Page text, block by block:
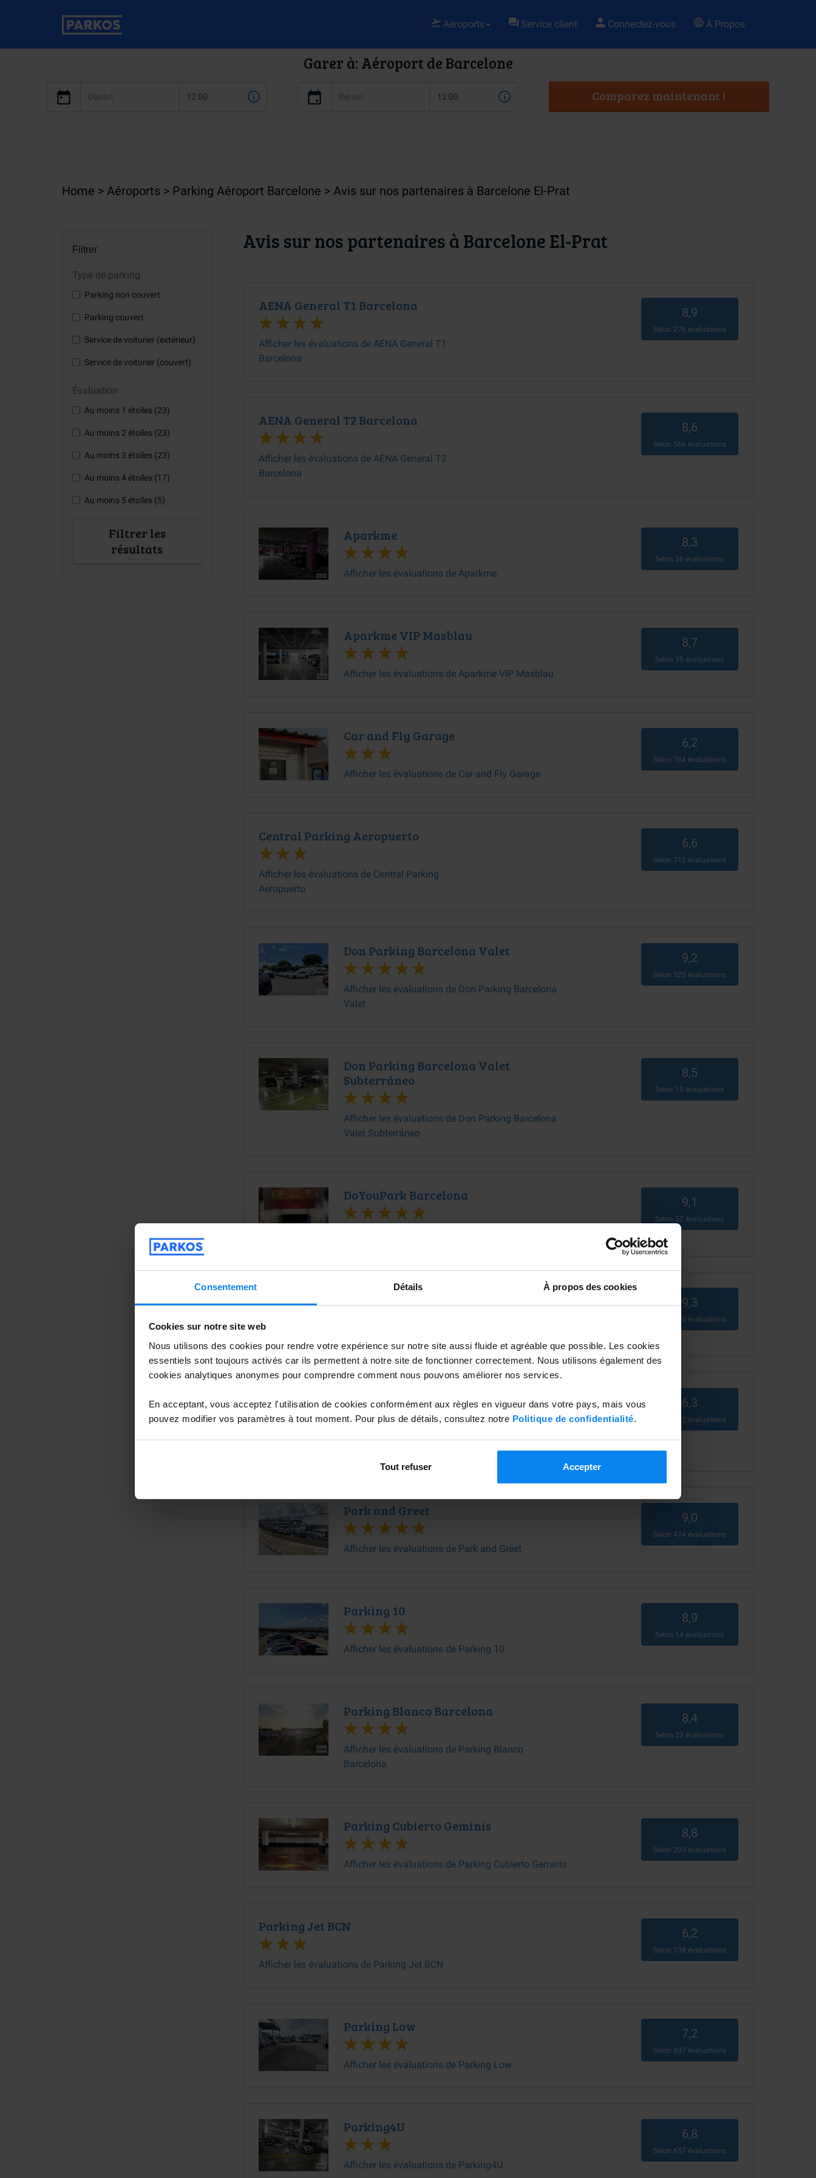
Consentement Détails À propos des cookies
Cookies sur notre site web
Nous utilisons des cookies pour rendre votre expérience sur notre site aussi fluide et agréable que possible. Les cookies
essentiels sont toujours activés car ils permettent à notre site de fonctionner correctement. Nous utilisons également des
cookies analytiques anonymes pour comprendre comment nous pouvons améliorer nos services.
En acceptant, vous acceptez l'utilisation de cookies conformément aux règles en vigueur dans votre pays, mais vous
pouvez modifier vos paramètres à tout moment. Pour plus de détails, consultez notre Politique de confidentialité.
Tout refuser Accepter
Aéroports Service client Connectez-vous À Propos
Garer à: Aéroport de Barcelone
Comparez maintenant !
Home Aéroports Parking Aéroport Barcelone Avis sur nos partenaires à Barcelone El-Prat
Filtrer
Type de parking
Parking non couvert
Parking couvert
Service de voiturier (extérieur)
Service de voiturier (couvert)
Évaluation
Au moins 1 étoiles (23)
Au moins 2 étoiles (23)
Au moins 3 étoiles (23)
Au moins 4 étoiles (17)
Au moins 5 étoiles (5)
Filtrer les
résultats
Avis sur nos partenaires à Barcelone El-Prat
AENA General T1 Barcelona
Afficher les évaluations de AENA General T1
Barcelona
8,9
Selon 276 évaluations
AENA General T2 Barcelona
Afficher les évaluations de AENA General T2
Barcelona
8,6
Selon 566 évaluations
Aparkme
Afficher les évaluations de Aparkme
8,3
Selon 38 évaluations
Aparkme VIP Masblau
Afficher les évaluations de Aparkme VIP Masblau
8,7
Selon 35 évaluations
Car and Fly Garage
Afficher les évaluations de Car and Fly Garage
6,2
Selon 764 évaluations
Central Parking Aeropuerto
Afficher les évaluations de Central Parking
Aeropuerto
6,6
Selon 712 évaluations
Don Parking Barcelona Valet
Afficher les évaluations de Don Parking Barcelona
Valet
9,2
Selon 325 évaluations
Don Parking Barcelona Valet
Subterráneo
Afficher les évaluations de Don Parking Barcelona
Valet Subterráneo
8,5
Selon 15 évaluations
DoYouPark Barcelona 9,1
Selon 52 évaluations
Afficher les évaluations de Fly and Valet
9,3
200 évaluations
6,3
542 évaluations
Park and Greet
Afficher les évaluations de Park and Greet
9,0
Selon 474 évaluations
Parking 10
Afficher les évaluations de Parking 10
8,9
Selon 14 évaluations
Parking Blanco Barcelona
Afficher les évaluations de Parking Blanco
Barcelona
8,4
Selon 23 évaluations
Parking Cubierto Geminis
Afficher les évaluations de Parking Cubierto Geminis
8,8
Selon 203 évaluations
Parking Jet BCN
Afficher les évaluations de Parking Jet BCN
6,2
Selon 138 évaluations
Parking Low
Afficher les évaluations de Parking Low
7,2
Selon 607 évaluations
Parking4U
Afficher les évaluations de Parking4U
6,8
Selon 657 évaluations